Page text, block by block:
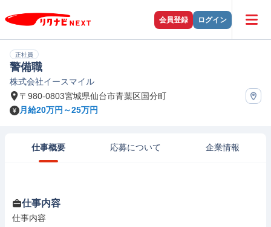
会員登録 ログイン
正社員
警備職
株式会社イースマイル
〒980-0803宮城県仙台市青葉区国分町
月給20万円～25万円
仕事概要 応募について 企業情報
仕事内容
仕事内容